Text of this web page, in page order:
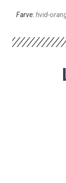
Farve:hvid-